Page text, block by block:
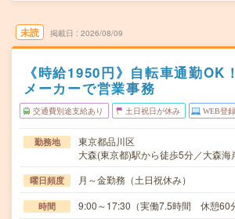
未読 掲載日 2026/08/09
《時給1950円》自転車通勤OK
メーカーで営業事務
交通費別途支給あり 土日祝日が休み WEB登
勤務地
東京都品川区
大森(東京都)駅から徒歩5分／大森
曜日頻度 月～金勤務（土日祝休み）
時間 9:00～17:30（実働7.5時間 休憩60